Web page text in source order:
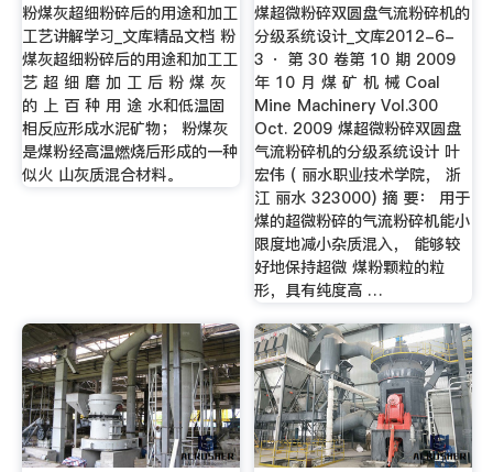
粉煤灰超细粉碎后的用途和加工
工艺讲解学习_文库精品文档 粉
煤灰超细粉碎后的用途和加工工
艺 超 细 磨 加 工 后 粉 煤 灰
的 上 百 种 用 途 水和低温固
相反应形成水泥矿物； 粉煤灰
是煤粉经高温燃烧后形成的一种
似火 山灰质混合材料。
煤超微粉碎双圆盘气流粉碎机的
分级系统设计_文库2012-6-
3 · 第 30 卷第 10 期 2009
年 10 月 煤 矿 机 械 Coal
Mine Machinery Vol.300
Oct. 2009 煤超微粉碎双圆盘
气流粉碎机的分级系统设计 叶
宏伟 ( 丽水职业技术学院， 浙
江 丽水 323000) 摘 要： 用于
煤的超微粉碎的气流粉碎机能小
限度地减小杂质混入， 能够较
好地保持超微 煤粉颗粒的粒
形，具有纯度高 …